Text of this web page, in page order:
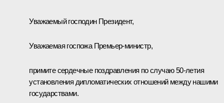
Уважаемый господин Президент,
Уважаемая госпожа Премьер-министр,
примите сердечные поздравления по случаю 50-летия
установления дипломатических отношений между нашими
государствами.